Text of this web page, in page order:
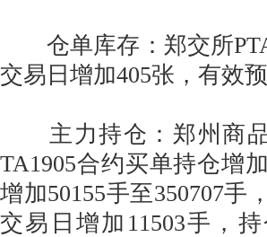
仓单库存：郑交所PTA
交易日增加405张，有效
主力持仓：郑州商品
TA1905合约买单持仓增
增加50155手至350707手
交易日增加11503手，